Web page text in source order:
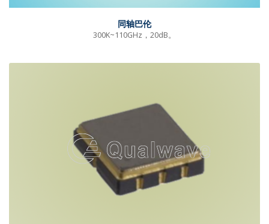
同轴巴伦
300K~110GHz，20dB。